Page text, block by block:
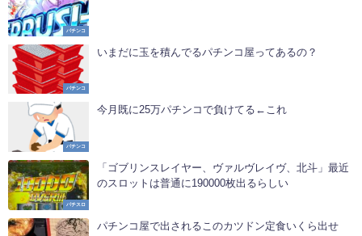
パチンコ
パチンコ
いまだに玉を積んでるパチンコ屋ってあるの？
パチンコ
今月既に25万パチンコで負けてる←これ
パチスロ
「ゴブリンスレイヤー、ヴァルヴレイヴ、北斗」最近
のスロットは普通に190000枚出るらしい
パチンコ屋で出されるこのカツドン定食いくら出せ